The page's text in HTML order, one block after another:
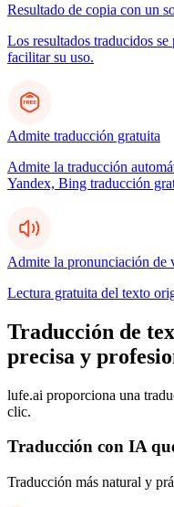
Resultado de copia con un
Los resultados traducidos
facilitar su uso.
Admite traducción gratuita
Admite la traducción
Yandex, Bing traducción
Admite la pronunciación de
Lectura gratuita del texto
Traducción de
precisa y
lufe.ai proporciona una
clic.
Traducción con IA
Traducción más natural y